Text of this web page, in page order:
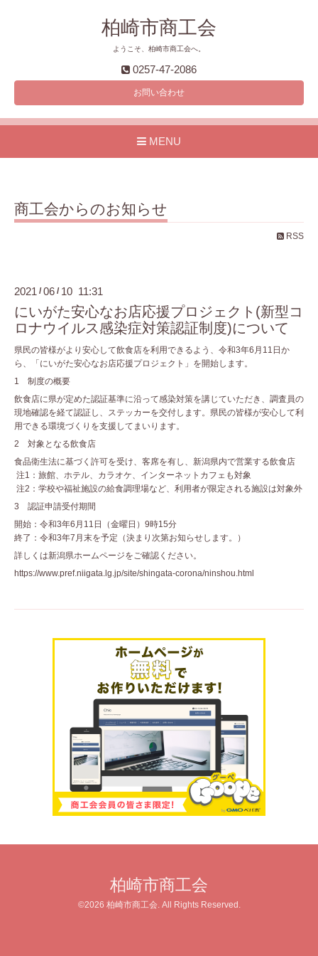
柏崎市商工会
ようこそ、柏崎市商工会へ。
0257-47-2086
お問い合わせ
MENU
商工会からのお知らせ
RSS
2021 /06 / 10 11:31
にいがた安心なお店応援プロジェクト(新型コ
ロナウイルス感染症対策認証制度)について
県民の皆様がより安心して飲食店を利用できるよう、令和3年6月11日か
ら、「にいがた安心なお店応援プロジェクト」を開始します。
1 制度の概要
飲食店に県が定めた認証基準に沿って感染対策を講じていただき、調査員の
現地確認を経て認証し、ステッカーを交付します。県民の皆様が安心して利
用できる環境づくりを支援してまいります。
2 対象となる飲食店
食品衛生法に基づく許可を受け、客席を有し、新潟県内で営業する飲食店
注1：旅館、ホテル、カラオケ、インターネットカフェも対象
注2：学校や福祉施設の給食調理場など、利用者が限定される施設は対象外
3 認証申請受付期間
開始：令和3年6月11日（金曜日）9時15分
終了：令和3年7月末を予定（決まり次第お知らせします。）
詳しくは新潟県ホームページをご確認ください。
https://www.pref.niigata.lg.jp/site/shingata-corona/ninshou.html
柏崎市商工会
©2026 柏崎市商工会. All Rights Reserved.